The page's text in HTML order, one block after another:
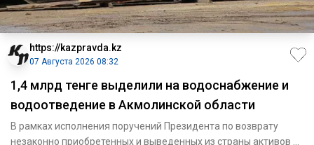
https://kazpravda.kz
07 Августа 2026 08:32
1,4 млрд тенге выделили на водоснабжение и
водоотведение в Акмолинской области
В рамках исполнения поручений Президента по возврату
незаконно приобретенных и выведенных из страны активов и